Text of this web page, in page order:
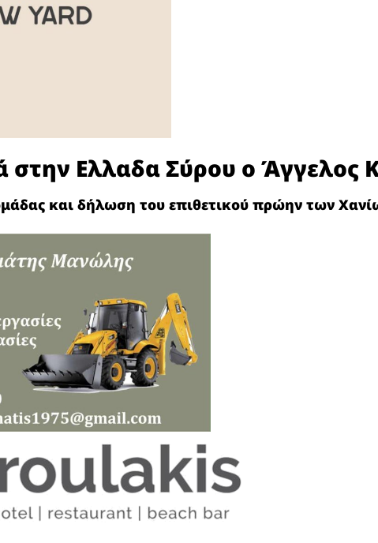
στην Ελλαδα Σύρου ο Άγγελος
και δήλωση του επιθετικού πρώην των